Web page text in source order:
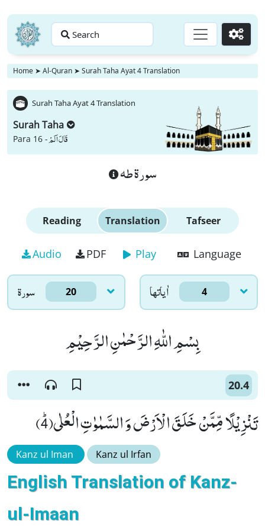
Search Go
Home ➤ Al-Quran ➤ Surah Taha Ayat 4 Translation
Surah Taha Ayat 4 Translation
Surah Taha
Para 16 -قَالَ اَلَمْ
سورة طه
Reading Translation Tafseer
Audio PDF Play Language
سورۃ 20 اٰياتها 4
بِسْمِ اللّٰهِ الرَّحْمٰنِ الرَّحِیْمِ
20.4
تَنْزِیْلًا مِّمَّنْ خَلَقَ الْاَرْضَ وَ السَّمٰوٰتِ الْعُلٰىﭤ(4)
Kanz ul Iman Kanz ul Irfan
English Translation of Kanz-
ul-Imaan